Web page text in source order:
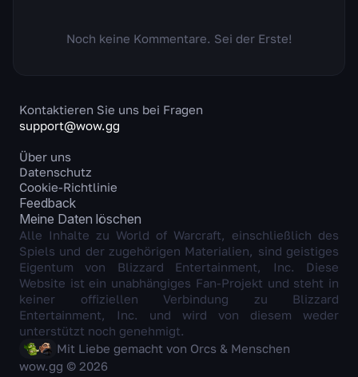
Noch keine Kommentare. Sei der Erste!
Kontaktieren Sie uns bei Fragen
support@wow.gg
Über uns
Datenschutz
Cookie-Richtlinie
Feedback
Meine Daten löschen
Alle Inhalte zu World of Warcraft, einschließlich des
Spiels und der zugehörigen Materialien, sind geistiges
Eigentum von Blizzard Entertainment, Inc. Diese
Website ist ein unabhängiges Fan-Projekt und steht in
keiner offiziellen Verbindung zu Blizzard
Entertainment, Inc. und wird von diesem weder
unterstützt noch genehmigt.
Mit Liebe gemacht von Orcs & Menschen
wow.gg © 2026